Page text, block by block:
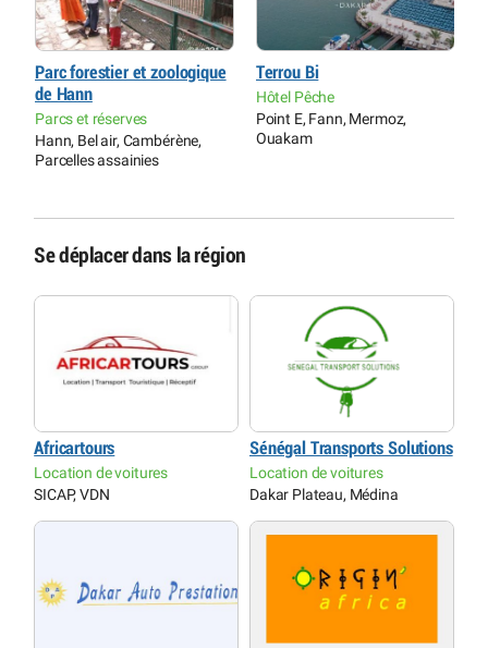
Parc forestier et zoologique
de Hann
Parcs et réserves
Hann, Bel air, Cambérène,
Parcelles assainies
Terrou Bi
Hôtel Pêche
Point E, Fann, Mermoz,
Ouakam
Se déplacer dans la région
Africartours
Location de voitures
SICAP, VDN
Sénégal Transports Solutions
Location de voitures
Dakar Plateau, Médina